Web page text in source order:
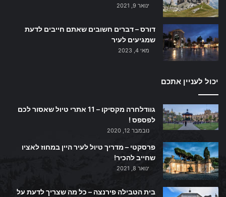
ינואר 9, 2021
דורס – דברים חשובים שאתם חייבים לדעת
שמגיעים לעיר
מאי 4, 2023
יכול לעניין אתכם
גוודלחרה מקסיקו – 11 אתרי טיול שאסור לכם
לפספס !
נובמבר 12, 2020
פרסקטי – מדריך טיול לעיר היין במחוז לאציו
שחייב להכיר!
ינואר 8, 2021
בית הטבילה פירנצה – כל מה שצריך לדעת על